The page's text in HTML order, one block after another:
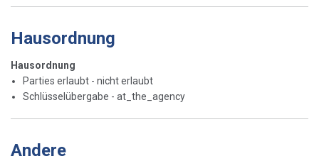
Hausordnung
Hausordnung
Parties erlaubt - nicht erlaubt
Schlüsselübergabe - at_the_agency
Andere